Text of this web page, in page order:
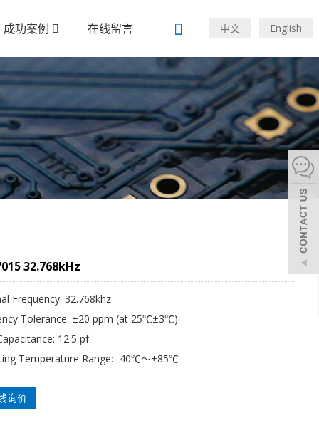
成功案例 在线留言 中文 English
32.768kHz
Frequency: 32.768khz
Tolerance: ±20 ppm (at 25℃±3℃)
12.5 pf
Temperature Range: -40℃～+85℃
询价